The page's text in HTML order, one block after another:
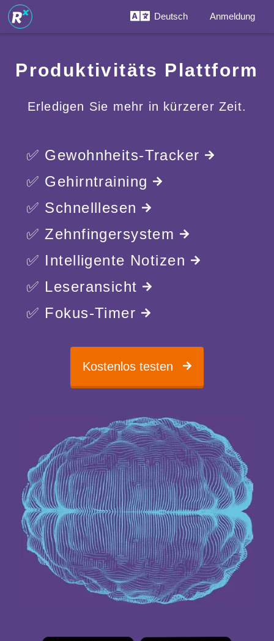
Deutsch Anmeldung
Produktivitäts Plattform
Erledigen Sie mehr in kürzerer Zeit.
✅ Gewohnheits-Tracker
✅ Gehirntraining
✅ Schnelllesen
✅ Zehnfingersystem
✅ Intelligente Notizen
✅ Leseransicht
✅ Fokus-Timer
Kostenlos testen